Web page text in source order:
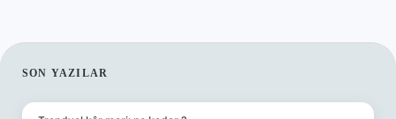
SIDEBAR
SON YAZILAR